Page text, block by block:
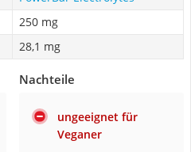
250 mg
28,1 mg
Nachteile
ungeeignet für
Veganer